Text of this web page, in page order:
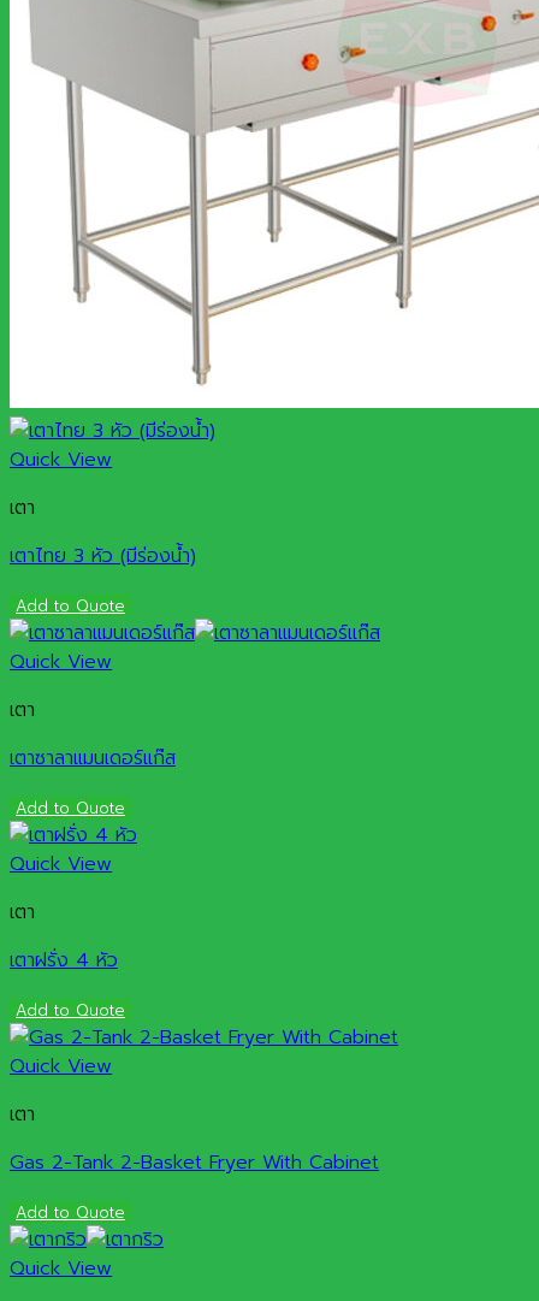
Quick View
เตา
เตาไทย 3 หัว (มีร่องน้ำ)
Add to Quote
Quick View
เตา
เตาซาลาแมนเดอร์แก๊ส
Add to Quote
Quick View
เตา
เตาฝรั่ง 4 หัว
Add to Quote
Quick View
เตา
Gas 2-Tank 2-Basket Fryer With Cabinet
Add to Quote
Quick View